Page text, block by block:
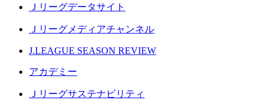
Ｊリーグデータサイト
Ｊリーグメディアチャンネル
J.LEAGUE SEASON REVIEW
アカデミー
Ｊリーグサステナビリティ